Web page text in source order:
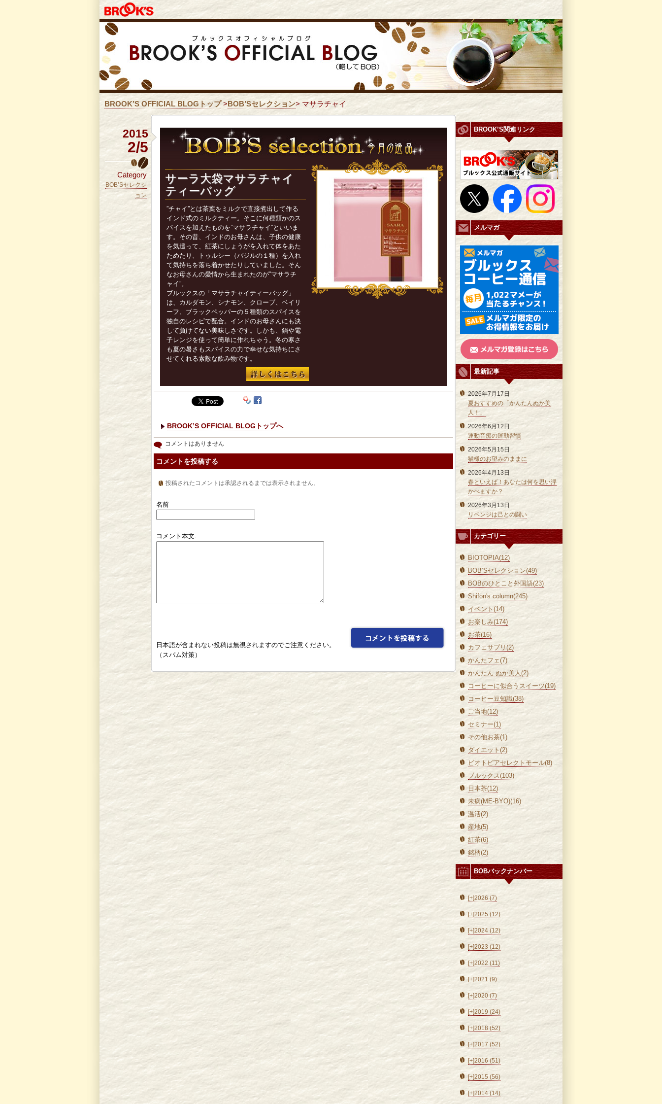
BROOK’S OFFICIAL BLOGトップ>BOB’Sセレクション> マサラチャイ
2015
2/5
Category
BOB’Sセレクシ
ョン
サーラ大袋マサラチャイ
ティーバッグ
”チャイ”とは茶葉をミルクで直接煮出して作る
インド式のミルクティー。そこに何種類かのス
パイスを加えたものを”マサラチャイ”といいま
す。その昔、インドのお母さんは、子供の健康
を気遣って、紅茶にしょうがを入れて体をあた
ためたり、トゥルシー（バジルの１種）を入れ
て気持ちを落ち着かせたりしていました。そん
なお母さんの愛情から生まれたのが”マサラチ
ャイ”。
ブルックスの「マサラチャイティーバッグ」
は、カルダモン、シナモン、クローブ、ベイリ
ーフ、ブラックペッパーの５種類のスパイスを
独自のレシピで配合。インドのお母さんにも決
して負けてない美味しさです。しかも、鍋や電
子レンジを使って簡単に作れちゃう。冬の寒さ
も夏の暑さもスパイスの力で幸せな気持ちにさ
せてくれる素敵な飲み物です。
BROOK’S OFFICIAL BLOGトップへ
コメントはありません
コメントを投稿する
投稿されたコメントは承認されるまでは表示されません。
名前
コメント本文:
日本語が含まれない投稿は無視されますのでご注意ください。
（スパム対策）
BROOK’S関連リンク
メルマガ
最新記事
2026年7月17日
夏おすすめの「かんたんぬか美
人！」
2026年6月12日
運動音痴の運動習慣
2026年5月15日
猫様のお望みのままに
2026年4月13日
春といえば！あなたは何を思い浮
かべますか？
2026年3月13日
リベンジは己との闘い
カテゴリー
BIOTOPIA(12)
BOB’Sセレクション(49)
BOBのひとこと外国語(23)
Shifon's column(245)
イベント(14)
お楽しみ(174)
お茶(16)
カフェサプリ(2)
かんたフェ(7)
かんたん ぬか美人(2)
コーヒーに似合うスイーツ(19)
コーヒー豆知識(38)
ご当地(12)
セミナー(1)
その他お茶(1)
ダイエット(2)
ビオトピアセレクトモール(8)
ブルックス(103)
日本茶(12)
未病(ME-BYO)(16)
温活(2)
産地(5)
紅茶(6)
銘柄(2)
BOBバックナンバー
[+]2026 (7)
[+]2025 (12)
[+]2024 (12)
[+]2023 (12)
[+]2022 (11)
[+]2021 (9)
[+]2020 (7)
[+]2019 (24)
[+]2018 (52)
[+]2017 (52)
[+]2016 (51)
[+]2015 (56)
[+]2014 (14)